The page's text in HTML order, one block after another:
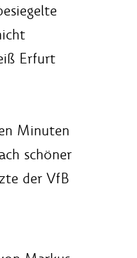
Erfurt
Minuten
schöner
der VfB